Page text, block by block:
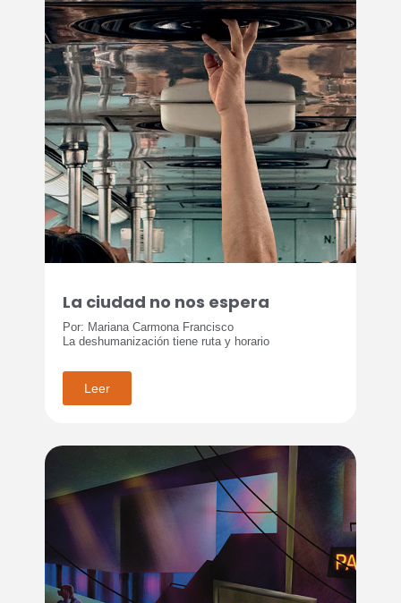
La ciudad no nos espera
Por: Mariana Carmona Francisco
La deshumanización tiene ruta y horario
Leer